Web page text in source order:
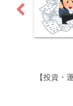
【投資・